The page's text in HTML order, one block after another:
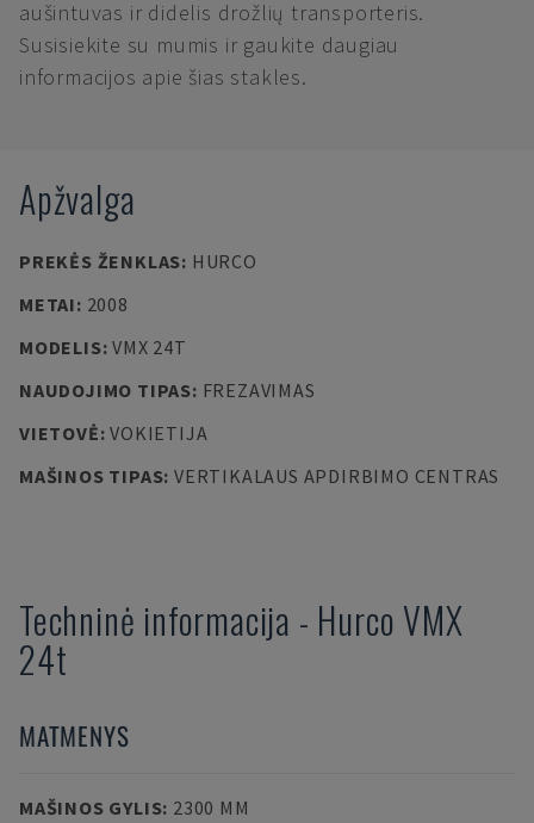
aušintuvas ir didelis drožlių transporteris.
Susisiekite su mumis ir gaukite daugiau
informacijos apie šias stakles.
Apžvalga
PREKĖS ŽENKLAS: HURCO
METAI: 2008
MODELIS:VMX 24T
NAUDOJIMO TIPAS: FREZAVIMAS
VIETOVĖ:VOKIETIJA
MAŠINOS TIPAS: VERTIKALAUS APDIRBIMO CENTRAS
Techninė informacija - Hurco VMX
24t
MATMENYS
MAŠINOS GYLIS: 2300 MM